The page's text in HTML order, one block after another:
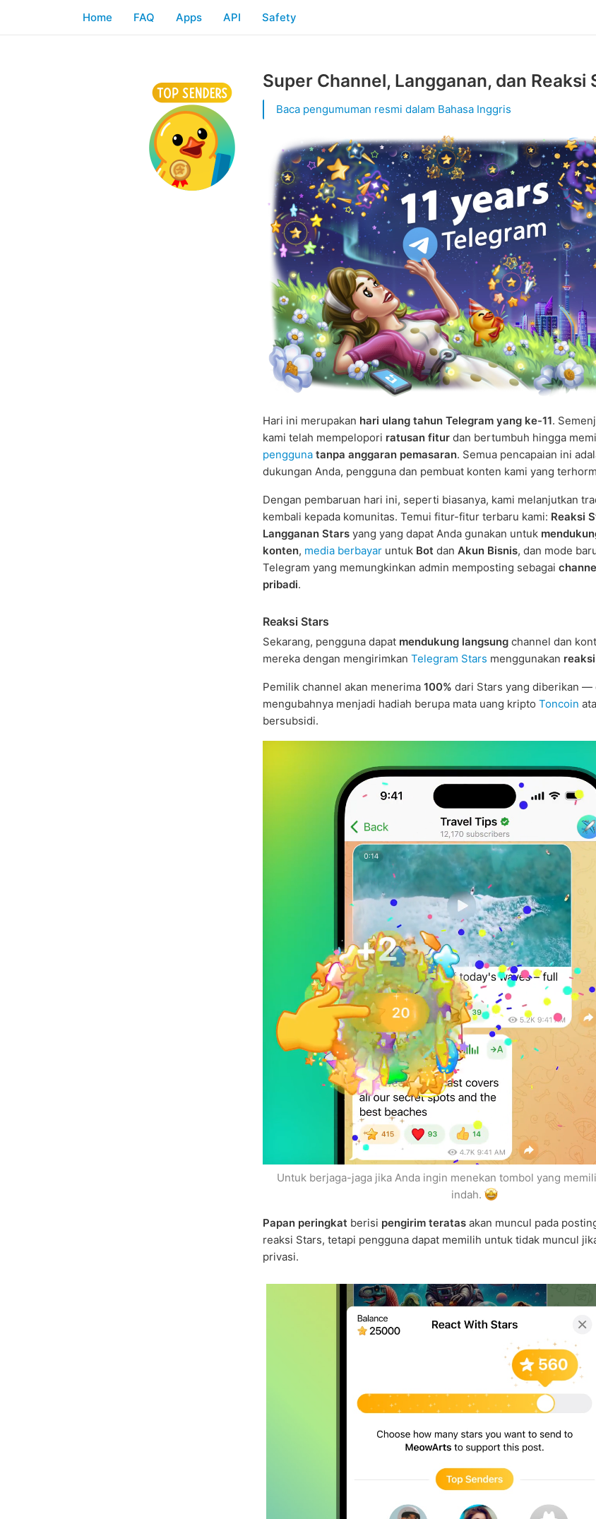
Home FAQ Apps API Safety
Super Channel, Langganan, dan Reaksi
Baca pengumuman resmi dalam Bahasa Inggris
Hari ini merupakan hari ulang tahun Telegram yang ke-11.
kami telah mempelopori ratusan fitur dan bertumbuh hingga
pengguna tanpa anggaran pemasaran. Semua pencapaian ini
dukungan Anda, pengguna dan pembuat konten kami yang
Dengan pembaruan hari ini, seperti biasanya, kami melanjutkan
kembali kepada komunitas. Temui fitur-fitur terbaru kami: Reaksi
Langganan Stars yang yang dapat Anda gunakan untuk
konten, media berbayar untuk Bot dan Akun Bisnis, dan mode
Telegram yang memungkinkan admin memposting sebagai
pribadi.
Reaksi Stars
Sekarang, pengguna dapat mendukung langsung channel dan
mereka dengan mengirimkan Telegram Stars menggunakan
Pemilik channel akan menerima 100% dari Stars yang diberikan —
mengubahnya menjadi hadiah berupa mata uang kripto Toncoin
bersubsidi.
Untuk berjaga-jaga jika Anda ingin menekan tombol yang
indah.
Papan peringkat berisi pengirim teratas akan muncul pada
reaksi Stars, tetapi pengguna dapat memilih untuk tidak muncul
privasi.